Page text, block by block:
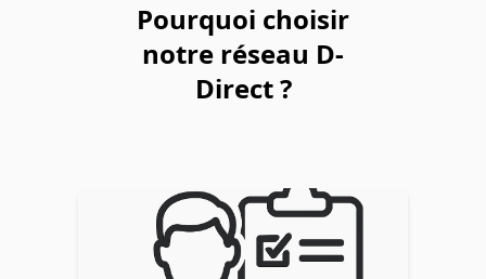
Pourquoi choisir
notre réseau D-
Direct ?